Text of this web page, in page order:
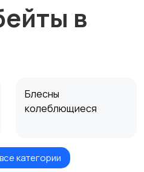
в
Блесны
колеблющиеся
Блесны
категории